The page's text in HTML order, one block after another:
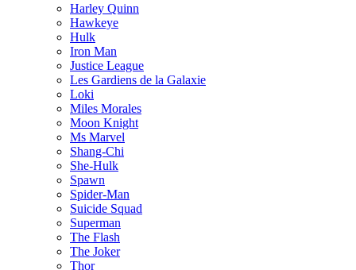
Harley Quinn
Hawkeye
Hulk
Iron Man
Justice League
Les Gardiens de la Galaxie
Loki
Miles Morales
Moon Knight
Ms Marvel
Shang-Chi
She-Hulk
Spawn
Spider-Man
Suicide Squad
Superman
The Flash
The Joker
Thor